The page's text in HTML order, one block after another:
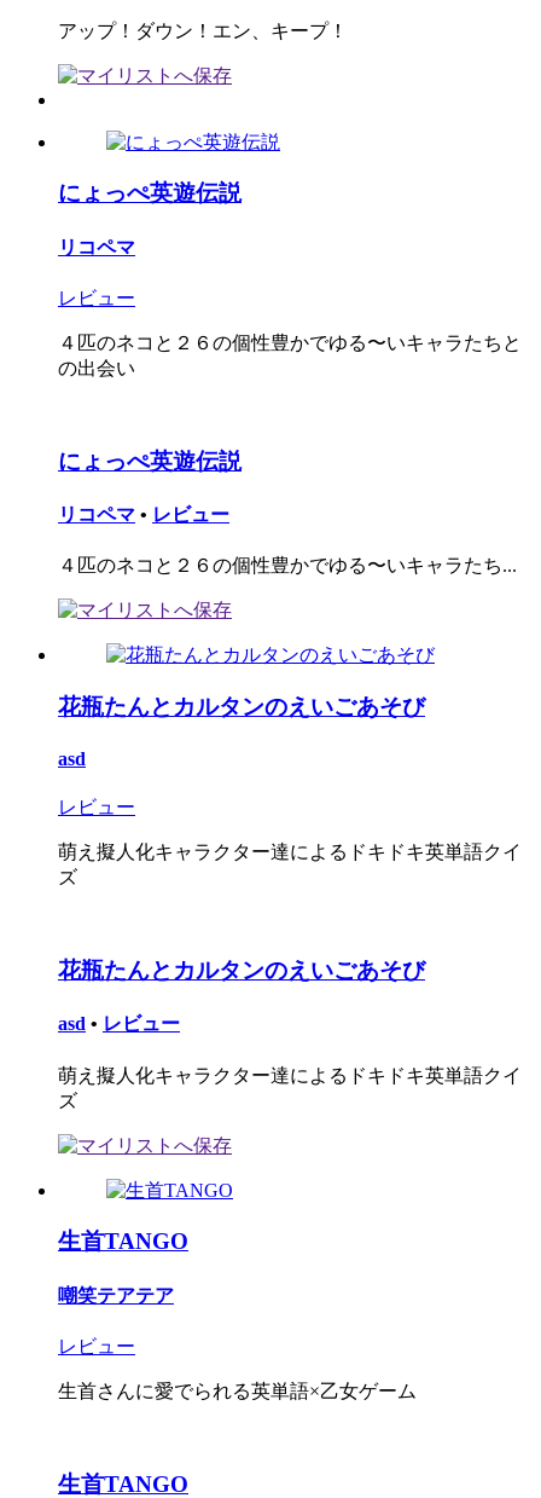
アップ！ダウン！エン、キープ！
にょっぺ英遊伝説
リコペマ
レビュー
４匹のネコと２６の個性豊かでゆる〜いキャラたちと
の出会い
にょっぺ英遊伝説
リコペマ • レビュー
４匹のネコと２６の個性豊かでゆる〜いキャラたち...
花瓶たんとカルタンのえいごあそび
asd
レビュー
萌え擬人化キャラクター達によるドキドキ英単語クイ
ズ
花瓶たんとカルタンのえいごあそび
asd • レビュー
萌え擬人化キャラクター達によるドキドキ英単語クイ
ズ
生首TANGO
嘲笑テアテア
レビュー
生首さんに愛でられる英単語×乙女ゲーム
生首TANGO